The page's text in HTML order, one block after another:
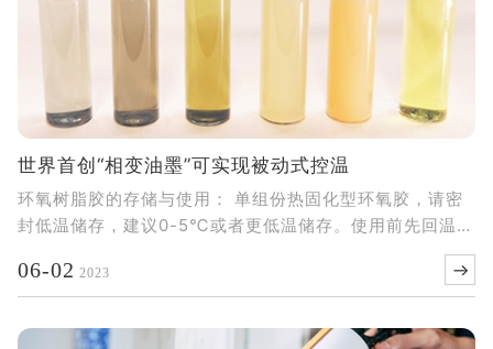
世界首创“相变油墨”可实现被动式控温
环氧树脂胶的存储与使用： 单组份热固化型环氧胶，请密
封低温储存，建议0-5℃或者更低温储存。使用前先回温至
室温，回温时间因胶量和环温不同而不同，一般建议4小时
左右。待回温后再开盖，请勿先开盖再回温，避
06-02 2023